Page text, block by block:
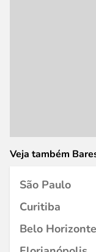
Veja também
São Paulo
Curitiba
Belo Horizonte